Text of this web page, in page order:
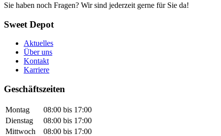
Sie haben noch Fragen? Wir sind jederzeit gerne für Sie da!
Sweet Depot
Aktuelles
Über uns
Kontakt
Karriere
Geschäftszeiten
Montag
08:00 bis 17:00
Dienstag
08:00 bis 17:00
Mittwoch
08:00 bis 17:00